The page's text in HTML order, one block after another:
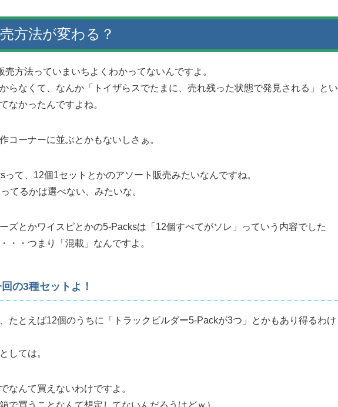
方法が変わる？
売方法っていまいちよくわかってないんですよ。
らなくて、なんか「トイザらスでたまに、売れ残った状態で発見される」とい
なかったんですよね。
コーナーに並ぶとかもないしさぁ。
って、12個1セットとかのアソート販売みたいなんですね。
てるかは選べない、みたいな。
ズとかワイスピとかの5-Packsは「12個すべてがソレ」っていう内容でした
・・つまり「混載」なんですよ。
の3種セットよ！
たとえば12個のうちに「トラックビルダー5-Packが3つ」とかもあり得るわけ
しては。
なんて買えないわけですよ。